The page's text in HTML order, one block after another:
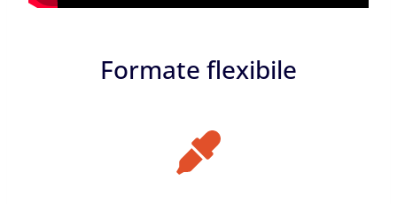
Formate flexibile